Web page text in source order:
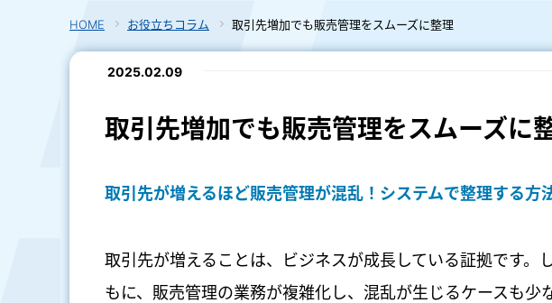
HOME お役立ちコラム 取引先増加でも販売管理をスムーズに整理
2025.02.09
取引先増加でも販売管理をスムーズに
取引先が増えるほど販売管理が混乱！システムで整理する方
取引先が増えることは、ビジネスが成長している証拠です。
もに、販売管理の業務が複雑化し、混乱が生じるケースも少